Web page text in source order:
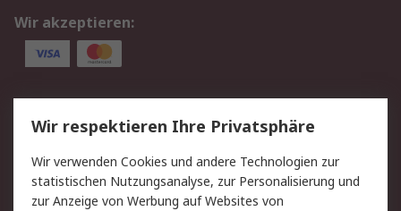
Wir akzeptieren:
Service
Value Added Services
Lieferlösungen
Rücksendungen
Kontakt
Hilfe
Privatkunden
Wir respektieren Ihre Privatsphäre
Wir verwenden Cookies und andere Technologien zur
statistischen Nutzungsanalyse, zur Personalisierung und
zur Anzeige von Werbung auf Websites von